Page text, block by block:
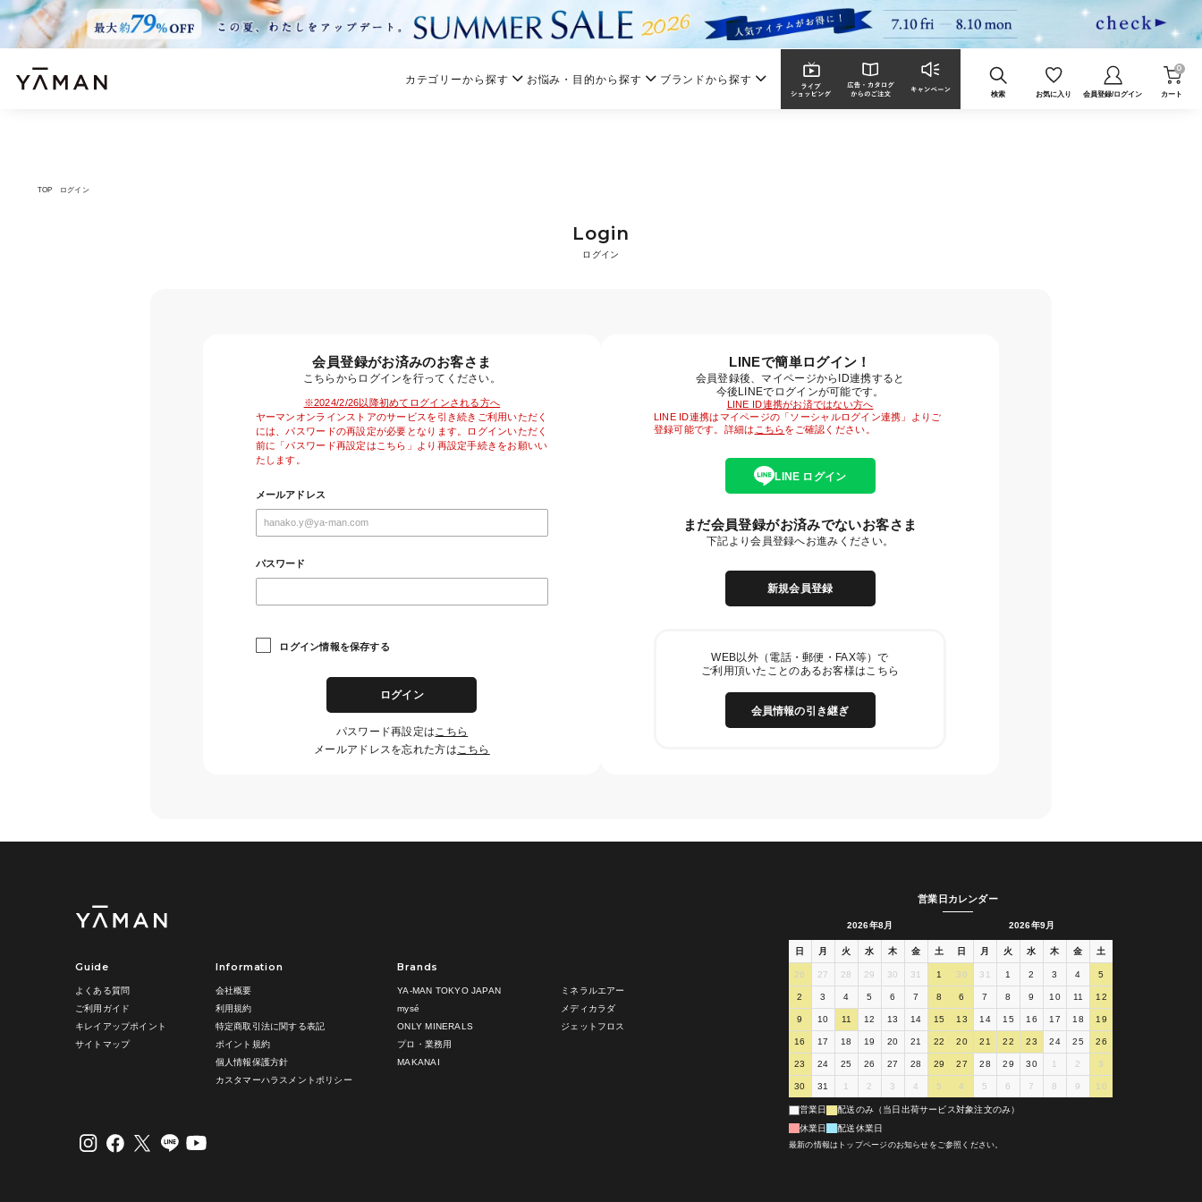
カテゴリーから探す お悩み・目的から探す ブランドから探す
検索 お気に入り 会員登録/ログイン カート
0
TOP ログイン
Login
ログイン
会員登録がお済みのお客さま
こちらからログインを行ってください。
※2024/2/26以降初めてログインされる方へ
ヤーマンオンラインストアのサービスを引き続きご利用いただく
には、パスワードの再設定が必要となります。ログインいただく
前に「パスワード再設定はこちら」より再設定手続きをお願いい
たします。
メールアドレス
パスワード
ログイン情報を保存する
ログイン
パスワード再設定は こちら
メールアドレスを忘れた方は こちら
LINEで簡単ログイン！
会員登録後、マイページからID連携すると
今後LINEでログインが可能です。
LINE ID連携がお済ではない方へ
LINE ID連携はマイページの「ソーシャルログイン連携」よりご
登録可能です。詳細は こちらをご確認ください。
LINE ログイン
まだ会員登録がお済みでないお客さま
下記より会員登録へお進みください。
新規会員登録
WEB以外（電話・郵便・FAX等）で
ご利用頂いたことのあるお客様はこちら
会員情報の引き継ぎ
Guide
よくある質問
ご利用ガイド
キレイアップポイント
サイトマップ
Information
会社概要
利用規約
特定商取引法に関する表記
ポイント規約
個人情報保護方針
カスタマーハラスメントポリシー
Brands
YA-MAN TOKYO JAPAN
mysé
ONLY MINERALS
プロ・業務用
MAKANAI
ミネラルエアー
メディカラダ
ジェットフロス
営業日カレンダー
2026年8月
日 月 火 水 木 金 土
26 27 28 29 30 31 1
2 3 4 5 6 7 8
9 10 11 12 13 14 15
16 17 18 19 20 21 22
23 24 25 26 27 28 29
30 31 1 2 3 4 5
2026年9月
日 月 火 水 木 金 土
30 31 1 2 3 4 5
6 7 8 9 10 11 12
13 14 15 16 17 18 19
20 21 22 23 24 25 26
27 28 29 30 1 2 3
4 5 6 7 8 9 10
営業日
配送のみ（当日出荷サービス対象注文のみ）
休業日
配送休業日
最新の情報はトップページのお知らせをご参照ください。